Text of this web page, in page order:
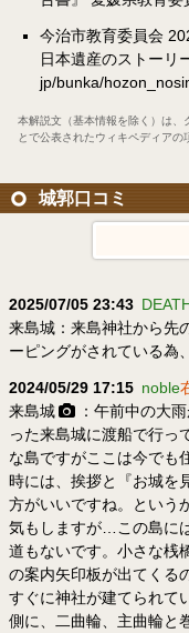
今治市教育委員会
日本遺産のストーリ
jp/bunka/
本解説文（基本情報を除く）は、
とで公表されたウィキペディアの
城郭口コミ
2025/07/05 23:43
来島城：来島神社から先
ーピングがされている為
2024/05/29 17:15 noble
来島城
：午前中の大
った来島城に渡船で行っ
な島ですがここは今でも
時には、挨拶と『お城を
方がいいですね。という
気もしますが…この島に
道もないです。小さな桟
の案内矢印板が出てくる
すぐに神社が建てられて
側に、二曲輪、主曲輪と